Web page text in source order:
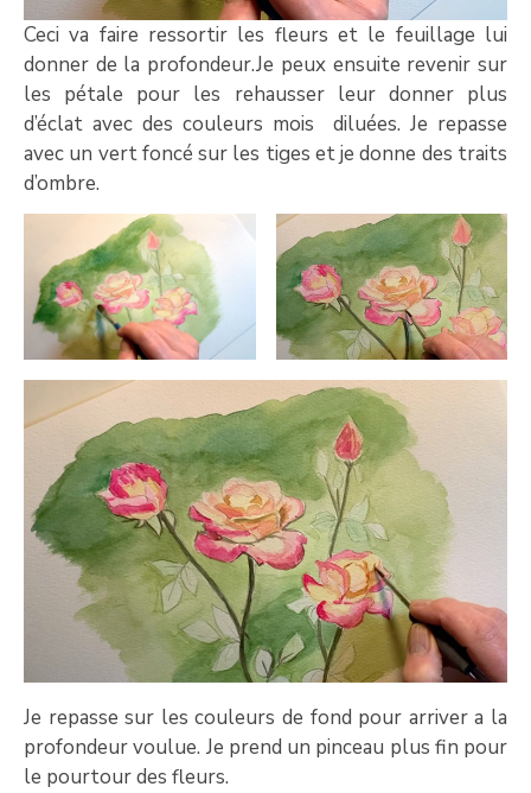
Ceci va faire ressortir les fleurs et le feuillage lui
donner de la profondeur.Je peux ensuite revenir sur
les pétale pour les rehausser leur donner plus
d’éclat avec des couleurs mois diluées. Je repasse
avec un vert foncé sur les tiges et je donne des traits
d’ombre.
Je repasse sur les couleurs de fond pour arriver a la
profondeur voulue. Je prend un pinceau plus fin pour
le pourtour des fleurs.